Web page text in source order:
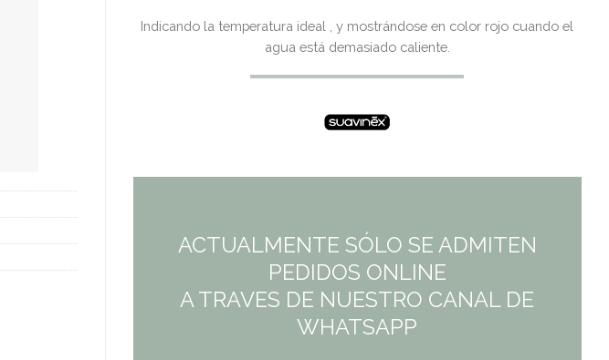
Indicando la temperatura ideal , y mostrándose en color rojo cuando el
agua está demasiado caliente.
ACTUALMENTE SÓLO SE ADMITEN
PEDIDOS ONLINE
A TRAVES DE NUESTRO CANAL DE
WHATSAPP